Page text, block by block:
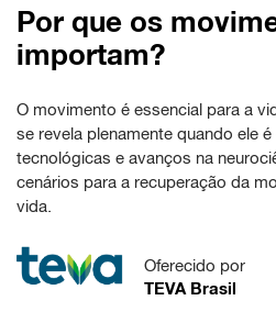
Por que os
importam?
O movimento é essencial para a
se revela plenamente quando ele
tecnológicas e avanços na
cenários para a recuperação da
vida.
Oferecido por
TEVA Brasil